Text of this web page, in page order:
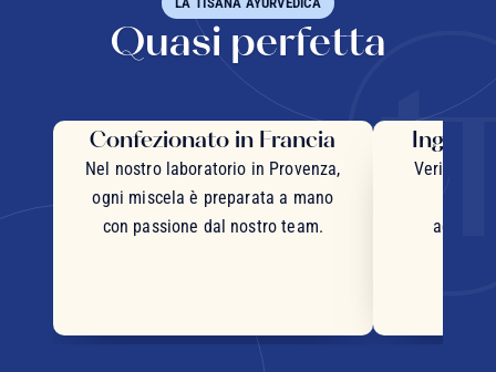
Quasi perfetta
Confezionato in Francia
Nel nostro laboratorio in Provenza,
ogni miscela è preparata a mano
con passione dal nostro team.
Veri pezzi